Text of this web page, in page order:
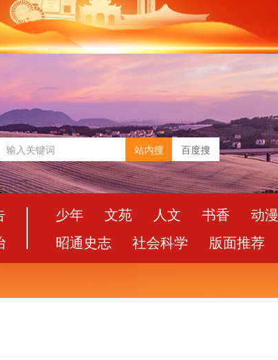
站内搜 百度搜
少年 文苑 人文 书香
动漫
昭通史志
社会科学 版面推荐